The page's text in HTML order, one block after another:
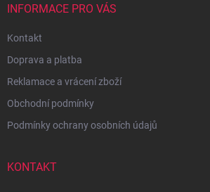
INFORMACE PRO VÁS
Kontakt
Doprava a platba
Reklamace a vrácení zboží
Obchodní podmínky
Podmínky ochrany osobních údajů
KONTAKT